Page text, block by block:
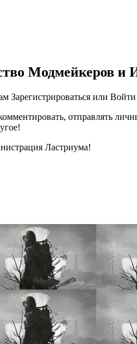
Модмейкеров и
Зарегистрироваться или Войти
отправлять
Ластриума!